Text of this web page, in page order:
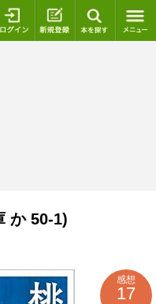
ログイン 新規登録
か 50-1)
感想
17